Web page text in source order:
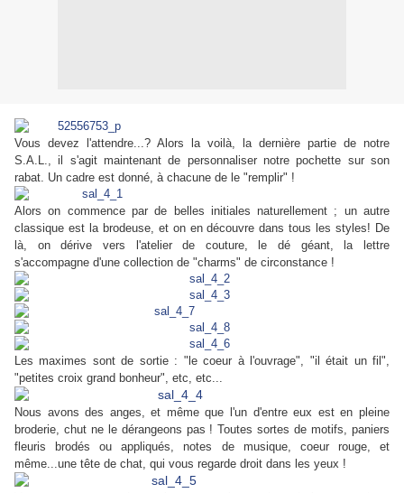
Vous devez l'attendre...? Alors la voilà, la dernière partie de notre
S.A.L., il s'agit maintenant de personnaliser notre pochette sur son
rabat. Un cadre est donné, à chacune de le "remplir" !
Alors on commence par de belles initiales naturellement ; un autre
classique est la brodeuse, et on en découvre dans tous les styles! De
là, on dérive vers l'atelier de couture, le dé géant, la lettre
s'accompagne d'une collection de "charms" de circonstance !
Les maximes sont de sortie : "le coeur à l'ouvrage", "il était un fil",
"petites croix grand bonheur", etc, etc...
Nous avons des anges, et même que l'un d'entre eux est en pleine
broderie, chut ne le dérangeons pas ! Toutes sortes de motifs, paniers
fleuris brodés ou appliqués, notes de musique, coeur rouge, et
même...une tête de chat, qui vous regarde droit dans les yeux !